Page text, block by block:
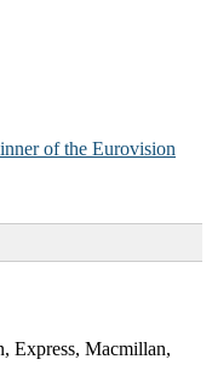
of the Eurovision
Express, Macmillan,